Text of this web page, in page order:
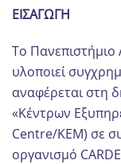
ΕΙΣΑΓΩΓΗ
Το Πανεπιστήμιο
υλοποιεί
αναφέρεται στη
«Κέντρων
Centre/ΚΕΜ) σε
οργανισμό